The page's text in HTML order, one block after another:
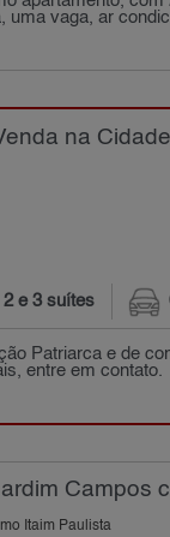
vaga, ar
na
2 e 3 suítes
Patriarca e de
entre em contato.
Campos
Itaim Paulista